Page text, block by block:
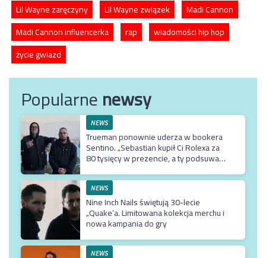
Lil Wayne zaręczyny
Lil Wayne związek
Madi Cannon
Madi Cannon influencerka
rap
wiadomości hip hop
życie gwiazd
Popularnenewsy
NEWS
Trueman ponownie uderza w bookera
Sentino. „Sebastian kupił Ci Rolexa za
80 tysięcy w prezencie, a ty podsuwasz
NEWS
Nine Inch Nails świętują 30-lecie
„Quake’a. Limitowana kolekcja merchu i
nowa kampania do gry
NEWS